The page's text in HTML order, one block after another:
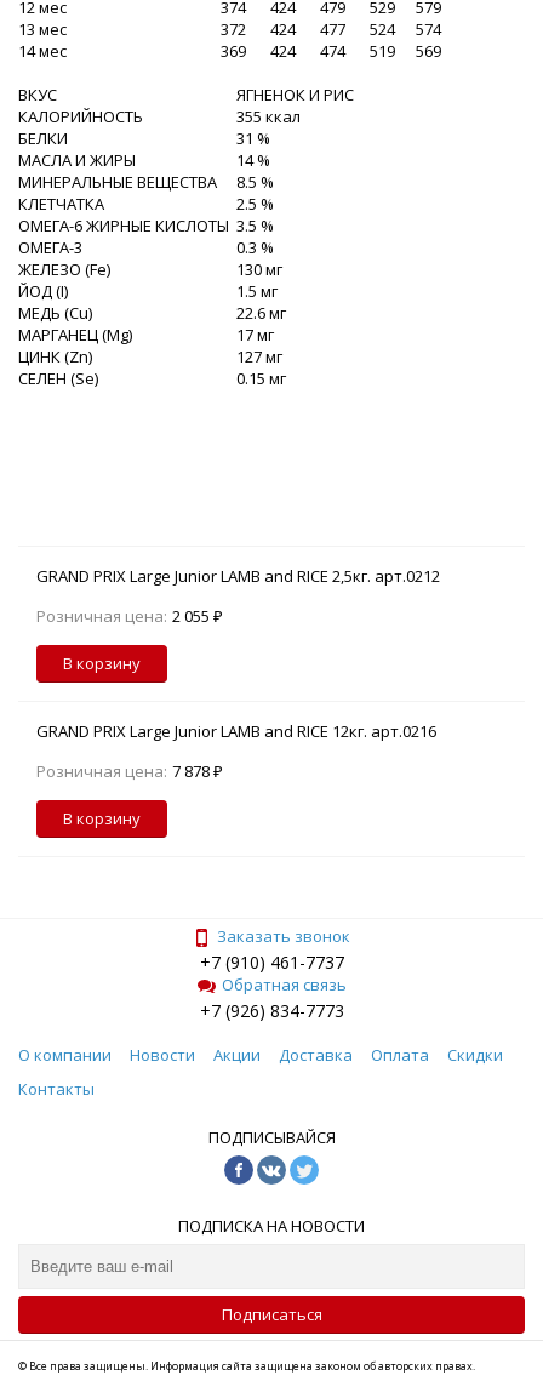
12 мес
374 424 479 529
579
13 мес
372 424 477 524
574
14 мес
369 424 474 519
569
ВКУС
ЯГНЕНОК И РИС
КАЛОРИЙНОСТЬ
355 ккал
БЕЛКИ
31 %
МАСЛА И ЖИРЫ
14 %
МИНЕРАЛЬНЫЕ ВЕЩЕСТВА
8.5 %
КЛЕТЧАТКА
2.5 %
ОМЕГА-6 ЖИРНЫЕ КИСЛОТЫ 3.5 %
ОМЕГА-3
0.3 %
ЖЕЛЕЗО (Fe)
130 мг
ЙОД (I)
1.5 мг
МЕДЬ (Cu)
22.6 мг
МАРГАНЕЦ (Mg)
17 мг
ЦИНК (Zn)
127 мг
СЕЛЕН (Se)
0.15 мг
GRAND PRIX Large Junior LAMB and RICE 2,5кг. арт.0212
Розничная цена: 2 055 ₽
В корзину
GRAND PRIX Large Junior LAMB and RICE 12кг. арт.0216
Розничная цена: 7 878 ₽
В корзину
Заказать звонок
+7 (910) 461-7737
Обратная связь
+7 (926) 834-7773
О компании Новости Акции Доставка Оплата
Скидки
Контакты
ПОДПИСЫВАЙСЯ
ПОДПИСКА НА НОВОСТИ
Подписаться
© Все права защищены. Информация сайта защищена законом об авторских правах.